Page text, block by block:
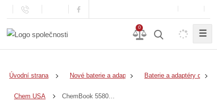
0
☰
Úvodní strana Nové baterie a adaptéry Baterie a adaptéry do
Chem USA